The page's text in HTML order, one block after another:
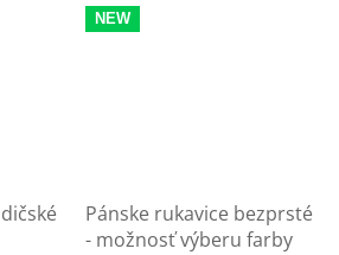
NEW
Pánske rukavice bezprsté
- možnosť výberu farby